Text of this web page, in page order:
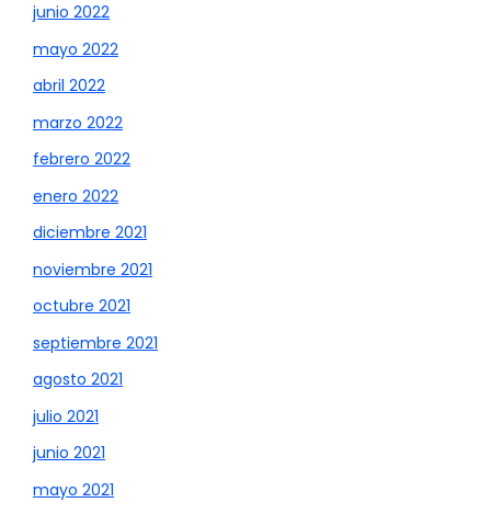
junio 2022
mayo 2022
abril 2022
marzo 2022
febrero 2022
enero 2022
diciembre 2021
noviembre 2021
octubre 2021
septiembre 2021
agosto 2021
julio 2021
junio 2021
mayo 2021